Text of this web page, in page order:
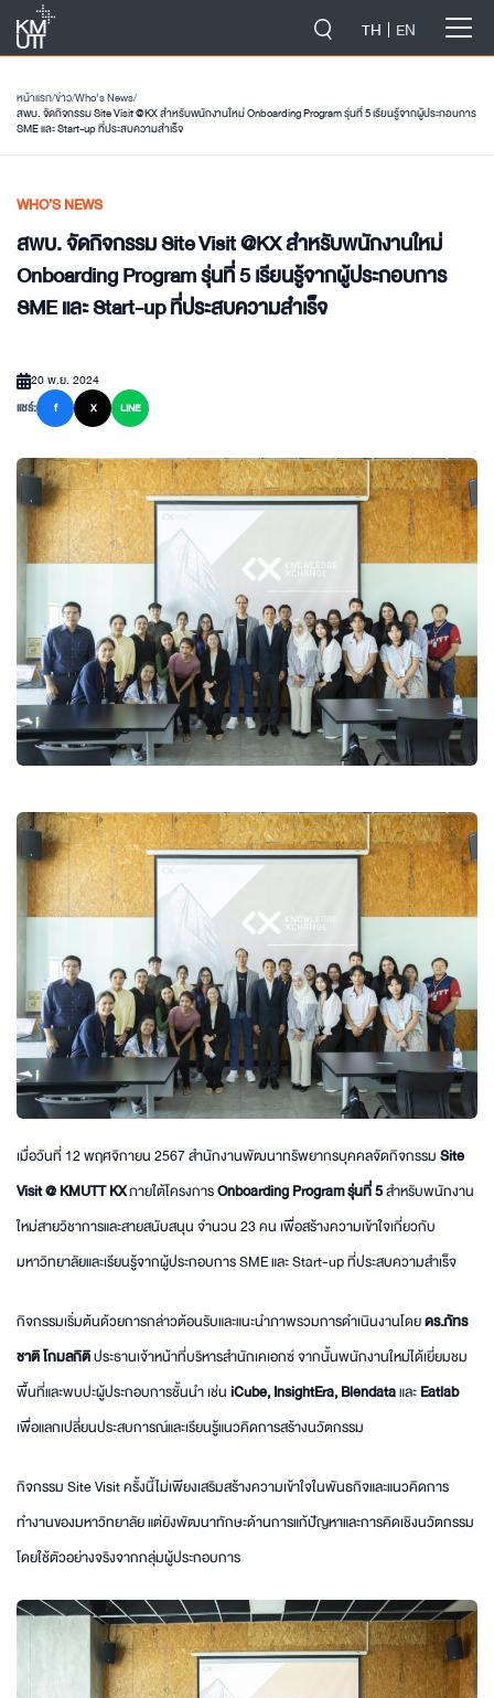
TH EN
หน้าแรก/ข่าว/Who’s News/
สพบ. จัดกิจกรรม Site Visit @KX สำหรับพนักงานใหม่ Onboarding Program รุ่นที่ 5 เรียนรู้จากผู้ประกอบการ
SME และ Start-up ที่ประสบความสำเร็จ
WHO’S NEWS
สพบ. จัดกิจกรรม Site Visit @KX สำหรับพนักงานใหม่
Onboarding Program รุ่นที่ 5 เรียนรู้จากผู้ประกอบการ
SME และ Start-up ที่ประสบความสำเร็จ
20 พ.ย. 2024
แชร์:
f X LINE
เมื่อวันที่ 12 พฤศจิกายน 2567 สำนักงานพัฒนาทรัพยากรบุคคลจัดกิจกรรมSite
Visit @ KMUTT KXภายใต้โครงการOnboarding Program รุ่นที่ 5สำหรับพนักงาน
ใหม่สายวิชาการและสายสนับสนุน จำนวน 23 คน เพื่อสร้างความเข้าใจเกี่ยวกับ
มหาวิทยาลัยและเรียนรู้จากผู้ประกอบการ SME และ Start-up ที่ประสบความสำเร็จ
กิจกรรมเริ่มต้นด้วยการกล่าวต้อนรับและแนะนำภาพรวมการดำเนินงานโดยดร.ภัทร
ชาติ โกมลกิติประธานเจ้าหน้าที่บริหารสำนักเคเอกซ์ จากนั้นพนักงานใหม่ได้เยี่ยมชม
พื้นที่และพบปะผู้ประกอบการชั้นนำ เช่นiCube, InsightEra, BlendataและEatlab
เพื่อแลกเปลี่ยนประสบการณ์และเรียนรู้แนวคิดการสร้างนวัตกรรม
กิจกรรม Site Visit ครั้งนี้ไม่เพียงเสริมสร้างความเข้าใจในพันธกิจและแนวคิดการ
ทำงานของมหาวิทยาลัย แต่ยังพัฒนาทักษะด้านการแก้ปัญหาและการคิดเชิงนวัตกรรม
โดยใช้ตัวอย่างจริงจากกลุ่มผู้ประกอบการ